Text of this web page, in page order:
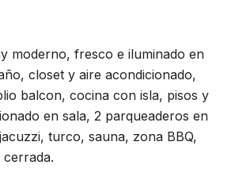
moderno, fresco e iluminado en
closet y aire acondicionado,
balcon, cocina con isla, pisos y
en sala, 2 parqueaderos en
turco, sauna, zona BBQ,